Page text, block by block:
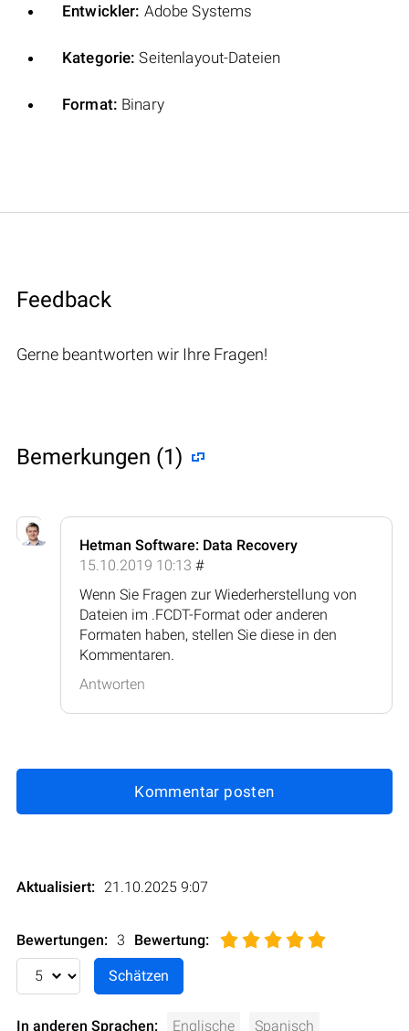
Entwickler: Adobe Systems
Kategorie: Seitenlayout-Dateien
Format: Binary
Feedback
Gerne beantworten wir Ihre Fragen!
Bemerkungen (1)
Hetman Software: Data Recovery
15.10.2019 10:13 #
Wenn Sie Fragen zur Wiederherstellung von
Dateien im .FCDT-Format oder anderen
Formaten haben, stellen Sie diese in den
Kommentaren.
Antworten
Kommentar posten
Aktualisiert: 21.10.2025 9:07
Bewertungen: 3 Bewertung:
In anderen Sprachen: Englische Spanisch